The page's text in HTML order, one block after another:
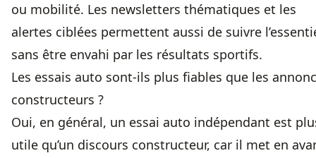
ou mobilité. Les newsletters thématiques et les
alertes ciblées permettent aussi de suivre
sans être envahi par les résultats sportifs.
Les essais auto sont-ils plus fiables que les
constructeurs ?
Oui, en général, un essai auto indépendant est
utile qu’un discours constructeur, car il met en